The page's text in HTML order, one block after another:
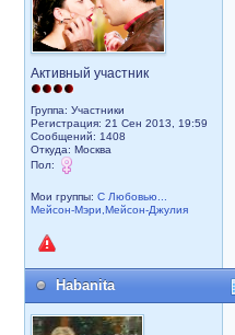
Активный участник
Группа: Участники
Регистрация: 21 Сен 2013, 19:59
Сообщений: 1408
Откуда: Москва
Пол:
Мои группы: С Любовью...
Мейсон-Мэри,Мейсон-Джулия
Habanita